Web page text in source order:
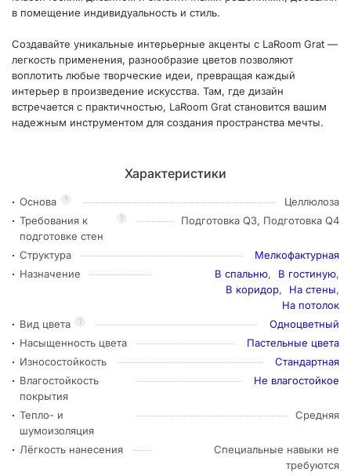
в помещение индивидуальность и стиль.
Создавайте уникальные интерьерные акценты с LaRoom Grat —
легкость применения, разнообразие цветов позволяют
воплотить любые творческие идеи, превращая каждый
интерьер в произведение искусства. Там, где дизайн
встречается с практичностью, LaRoom Grat становится вашим
надежным инструментом для создания пространства мечты.
Характеристики
?
Основа Целлюлоза
?
Требования к
подготовке стен
Подготовка Q3, Подготовка Q4
Структура
Мелкофактурная
Назначение
В спальню, В гостиную,
В коридор, На стены,
На потолок
?
Вид цвета
Одноцветный
Насыщенность цвета
Пастельные цвета
Износостойкость
Стандартная
Влагостойкость
покрытия
Не влагостойкое
Тепло- и
шумоизоляция
Средняя
Лёгкость нанесения
Специальные навыки не
требуются